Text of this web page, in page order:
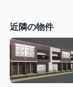
近隣の物件